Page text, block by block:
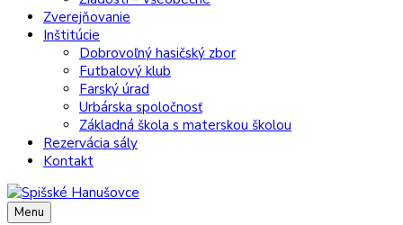
Zverejňovanie
Inštitúcie
Dobrovoľný hasičský zbor
Futbalový klub
Farský úrad
Urbárska spoločnosť
Základná škola s materskou školou
Rezervácia sály
Kontakt
Menu